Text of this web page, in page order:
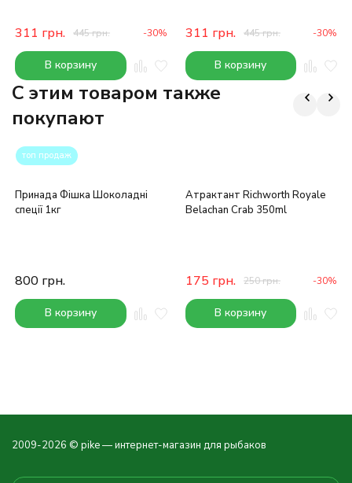
311 грн. 445грн. -30%
В корзину
311 грн. 445грн. -30%
В корзину
C этим товаром также
покупают
топ продаж
Принада Фішка Шоколадні
спеції 1кг
800 грн.
В корзину
Атрактант Richworth Royale
Belachan Crab 350ml
175 грн. 250грн. -30%
В корзину
2009-2026 © pike — интернет-магазин для рыбаков